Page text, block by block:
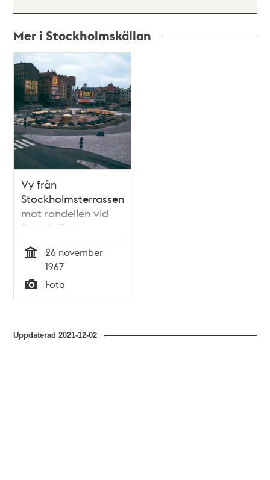
Mer i Stockholmskällan
poster
och
teman
Vy från
Stockholmsterrassen
mot rondellen vid
Sergels Torg.
26 november
1967
Typ
Foto
Uppdaterad2021-12-02